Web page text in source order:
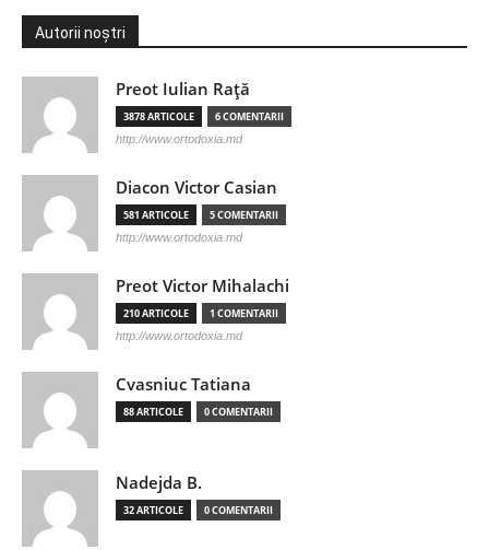
Autorii noștri
Preot Iulian Raţă
3878 ARTICOLE 6 COMENTARII
http://www.ortodoxia.md
Diacon Victor Casian
581 ARTICOLE 5 COMENTARII
http://www.ortodoxia.md
Preot Victor Mihalachi
210 ARTICOLE 1 COMENTARII
http://www.ortodoxia.md
Cvasniuc Tatiana
88 ARTICOLE 0 COMENTARII
Nadejda B.
32 ARTICOLE 0 COMENTARII